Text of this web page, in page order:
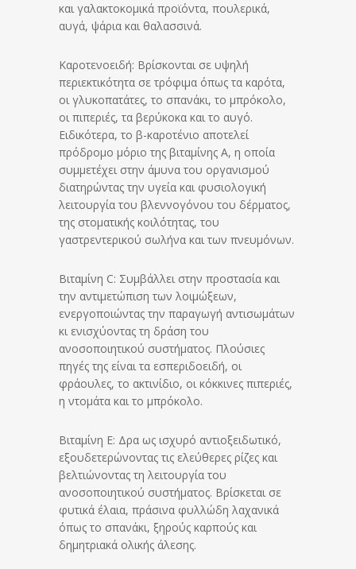
και γαλακτοκομικά προϊόντα, πουλερικά,
αυγά, ψάρια και θαλασσινά.
Καροτενοειδή: Βρίσκονται σε υψηλή
περιεκτικότητα σε τρόφιμα όπως τα καρότα,
οι γλυκοπατάτες, το σπανάκι, το μπρόκολο,
οι πιπεριές, τα βερύκοκα και το αυγό.
Ειδικότερα, το β-καροτένιο αποτελεί
πρόδρομο μόριο της βιταμίνης Α, η οποία
συμμετέχει στην άμυνα του οργανισμού
διατηρώντας την υγεία και φυσιολογική
λειτουργία του βλεννογόνου του δέρματος,
της στοματικής κοιλότητας, του
γαστρεντερικού σωλήνα και των πνευμόνων.
Βιταμίνη C: Συμβάλλει στην προστασία και
την αντιμετώπιση των λοιμώξεων,
ενεργοποιώντας την παραγωγή αντισωμάτων
κι ενισχύοντας τη δράση του
ανοσοποιητικού συστήματος. Πλούσιες
πηγές της είναι τα εσπεριδοειδή, οι
φράουλες, το ακτινίδιο, οι κόκκινες πιπεριές,
η ντομάτα και το μπρόκολο.
Βιταμίνη Ε: Δρα ως ισχυρό αντιοξειδωτικό,
εξουδετερώνοντας τις ελεύθερες ρίζες και
βελτιώνοντας τη λειτουργία του
ανοσοποιητικού συστήματος. Βρίσκεται σε
φυτικά έλαια, πράσινα φυλλώδη λαχανικά
όπως το σπανάκι, ξηρούς καρπούς και
δημητριακά ολικής άλεσης.